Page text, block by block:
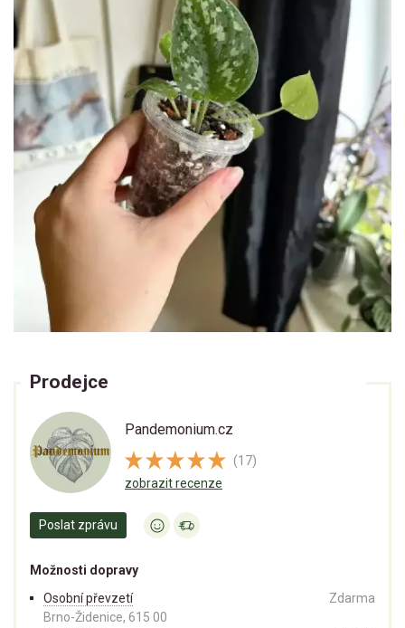
Prodejce
Pandemonium.cz
(17)
zobrazit recenze
Poslat zprávu
Možnosti dopravy
Osobní převzetí
Brno-Židenice, 615 00
Zdarma